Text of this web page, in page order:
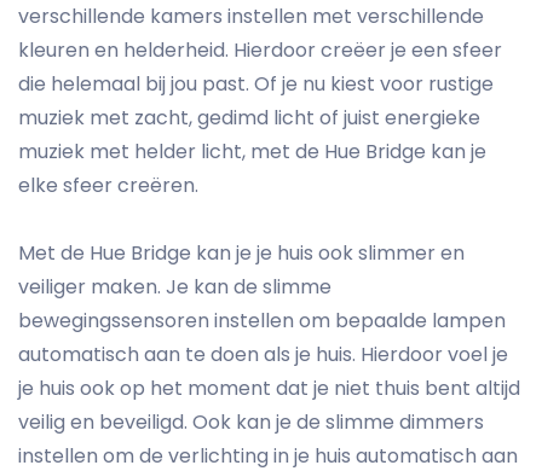
verschillende kamers instellen met verschillende
kleuren en helderheid. Hierdoor creëer je een sfeer
die helemaal bij jou past. Of je nu kiest voor rustige
muziek met zacht, gedimd licht of juist energieke
muziek met helder licht, met de Hue Bridge kan je
elke sfeer creëren.
Met de Hue Bridge kan je je huis ook slimmer en
veiliger maken. Je kan de slimme
bewegingssensoren instellen om bepaalde lampen
automatisch aan te doen als je huis. Hierdoor voel je
je huis ook op het moment dat je niet thuis bent altijd
veilig en beveiligd. Ook kan je de slimme dimmers
instellen om de verlichting in je huis automatisch aan